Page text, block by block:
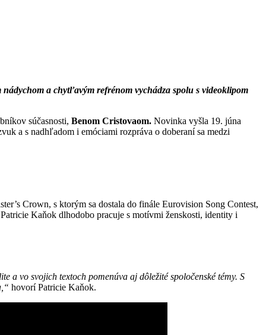
a chytľavým refrénom vychádza spolu s videoklipom
súčasnosti, Benom Cristovaom. Novinka vyšla 19. júna
a s nadhľadom i emóciami rozpráva o doberaní sa medzi
Crown, s ktorým sa dostala do finále Eurovision Song Contest,
Kaňok dlhodobo pracuje s motívmi ženskosti, identity i
a vo svojich textoch pomenúva aj dôležité spoločenské témy. S
hovorí Patricie Kaňok.